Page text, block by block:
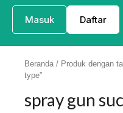
Masuk Daftar
Beranda / Produk dengan
type”
spray gun